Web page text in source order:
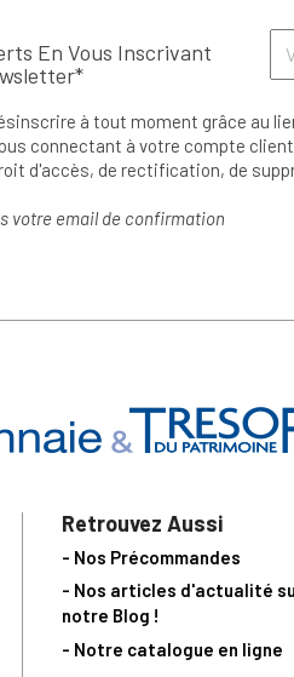
En Vous Inscrivant
à tout moment grâce au
connectant à votre compte
d'accès, de rectification, de
votre email de confirmation
Retrouvez Aussi
- Nos Précommandes
- Nos articles d'actualité
notre Blog !
- Notre catalogue en ligne